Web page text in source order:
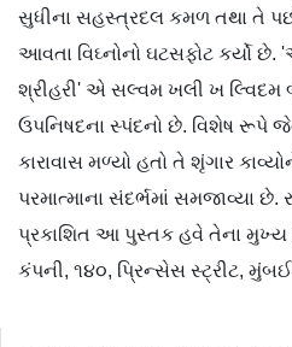
સુધીના સહસ્ત્રદલ કમળ તથા તે
આવતા વિઘ્નોનો ઘટસફોટ કર્યો
શ્રીહરી' એ સલ્વમ ખલી ખ
ઉપનિષદના સ્પંદનો છે. વિશેષ રૂપે
કારાવાસ મળ્યો હતો તે શૃંગાર
પરમાત્માના સંદર્ભમાં સમજાવ્યા છે.
પ્રકાશિત આ પુસ્તક હવે તેના મુખ્ય
કંપની, ૧૪૦, પ્રિન્સેસ સ્ટ્રીટ,